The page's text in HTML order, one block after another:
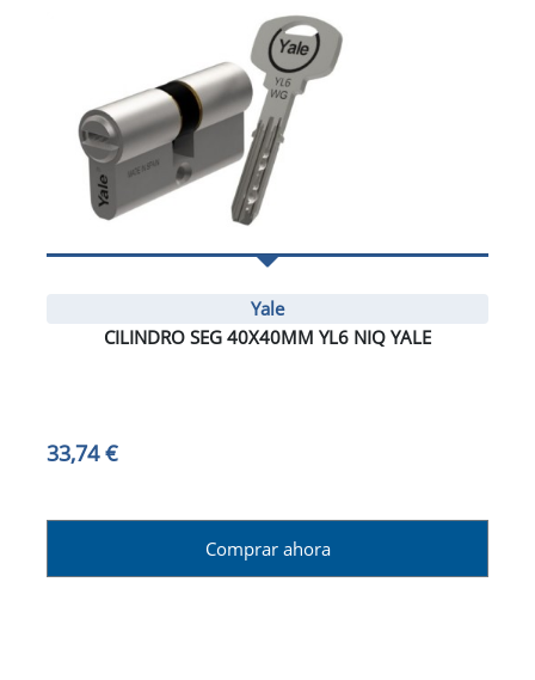
Yale
CILINDRO SEG 40X40MM YL6 NIQ YALE
33,74 €
Comprar ahora